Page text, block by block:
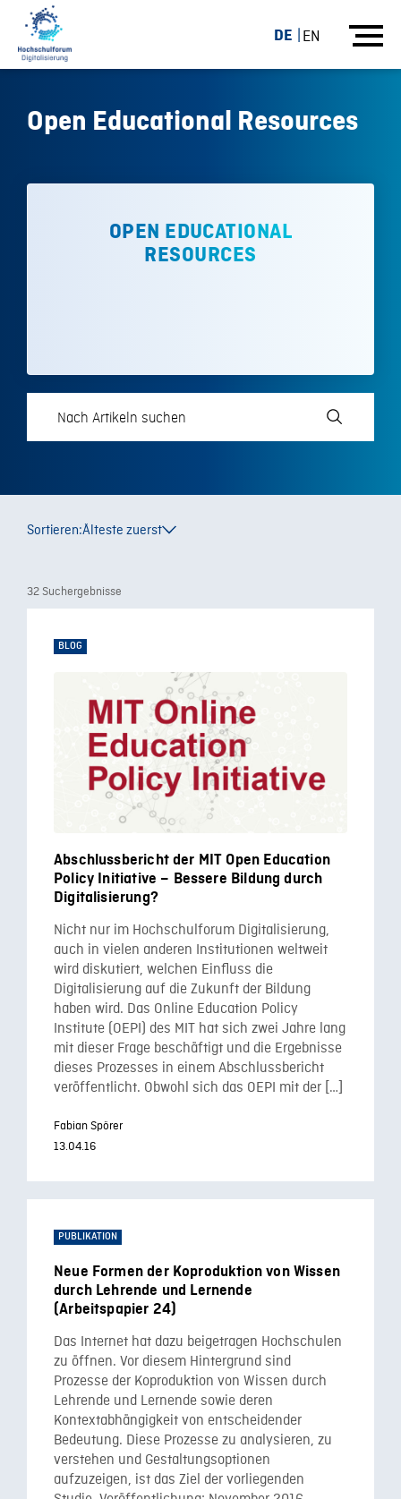
DE EN
Open Educational Resources
OPEN EDUCATIONAL
RESOURCES
Sortieren:Älteste zuerst
32 Suchergebnisse
BLOG
Abschlussbericht der MIT Open Education
Policy Initiative – Bessere Bildung durch
Digitalisierung?
Nicht nur im Hochschulforum Digitalisierung,
auch in vielen anderen Institutionen weltweit
wird diskutiert, welchen Einfluss die
Digitalisierung auf die Zukunft der Bildung
haben wird. Das Online Education Policy
Institute (OEPI) des MIT hat sich zwei Jahre lang
mit dieser Frage beschäftigt und die Ergebnisse
dieses Prozesses in einem Abschlussbericht
veröffentlicht. Obwohl sich das OEPI mit der […]
Fabian Spörer
13.04.16
PUBLIKATION
Neue Formen der Koproduktion von Wissen
durch Lehrende und Lernende
(Arbeitspapier 24)
Das Internet hat dazu beigetragen Hochschulen
zu öffnen. Vor diesem Hintergrund sind
Prozesse der Koproduktion von Wissen durch
Lehrende und Lernende sowie deren
Kontextabhängigkeit von entscheidender
Bedeutung. Diese Prozesse zu analysieren, zu
verstehen und Gestaltungsoptionen
aufzuzeigen, ist das Ziel der vorliegenden